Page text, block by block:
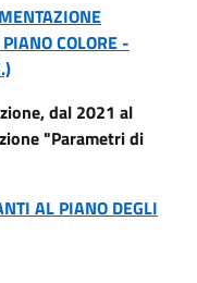
COLORE -
dal 2021 al
"Parametri di
AL PIANO DEGLI